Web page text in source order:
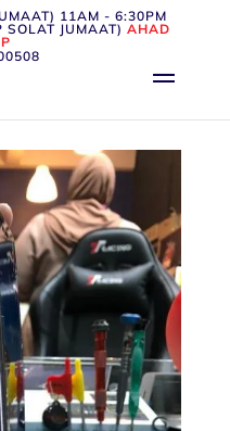
11AM - 6:30PM
JUMAAT) AHAD